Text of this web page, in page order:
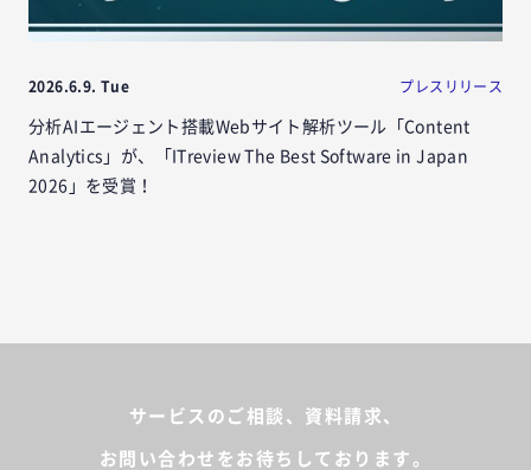
2026.6.9. Tue プレスリリース
分析AIエージェント搭載Webサイト解析ツール「Content
Analytics」が、「ITreview The Best Software in Japan
2026」を受賞！
サービスのご相談、資料請求、
お問い合わせをお待ちしております。